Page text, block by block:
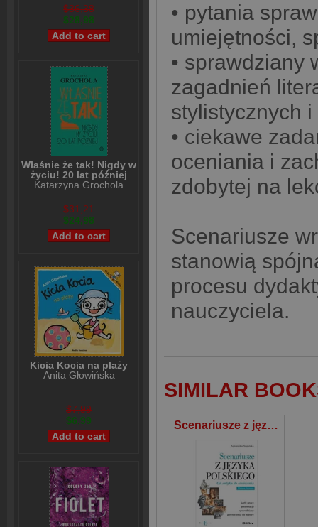
$36,38
$28,98
Właśnie że tak! Nigdy w
życiu! 20 lat później
Katarzyna Grochola
$31,21
$24,98
Kicia Kocia na plaży
Anita Głowińska
$7,99
$6,99
• pytania
umiejętności,
• sprawdziany
zagadnień
stylistycznych
• ciekawe
oceniania i
zdobytej na
Scenariusze
stanowią
procesu
nauczyciela.
SIMILAR
Scenariusze z języka polskiego. Od antyku do oświecenia I klasa liceum